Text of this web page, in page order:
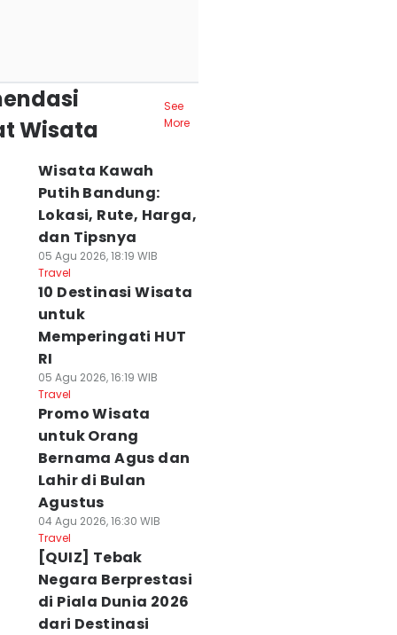
Wisata
See
More
Wisata Kawah
Putih Bandung:
Lokasi, Rute, Harga,
dan Tipsnya
05 Agu 2026, 18:19 WIB
Travel
10 Destinasi Wisata
untuk
Memperingati HUT
RI
05 Agu 2026, 16:19 WIB
Travel
Promo Wisata
untuk Orang
Bernama Agus dan
Lahir di Bulan
Agustus
04 Agu 2026, 16:30 WIB
Travel
[QUIZ] Tebak
Negara Berprestasi
di Piala Dunia 2026
dari Destinasi